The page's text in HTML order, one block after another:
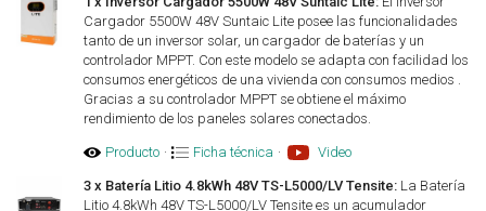
Cargador 5500W 48V Suntaic Lite posee las funcionalidades
tanto de un inversor solar, un cargador de baterías y un
controlador MPPT. Con este modelo se adapta con facilidad los
consumos energéticos de una vivienda con consumos medios .
Gracias a su controlador MPPT se obtiene el máximo
rendimiento de los paneles solares conectados.
Producto · Ficha técnica · Video
3 x Batería Litio 4.8kWh 48V TS-L5000/LV Tensite: La Batería
Litio 4.8kWh 48V TS-L5000/LV Tensite es un acumulador